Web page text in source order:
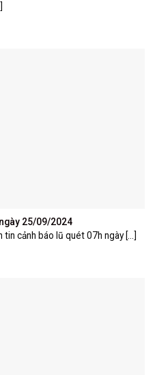
25/09/2024
tin cảnh báo lũ quét 07h ngày [...]